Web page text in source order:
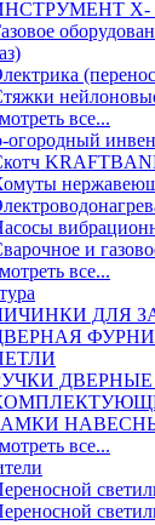
X-
все...
огородный
и
все...
ДЛЯ
все...